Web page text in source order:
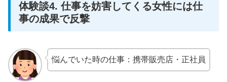
体験談4. 仕事を妨害してくる女性には仕
事の成果で反撃
悩んでいた時の仕事：携帯販売店・正社員